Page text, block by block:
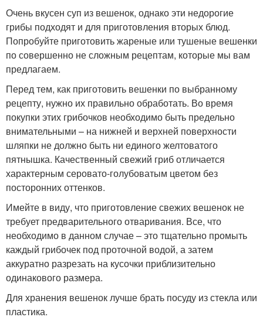
Очень вкусен суп из вешенок, однако эти недорогие
грибы подходят и для приготовления вторых блюд.
Попробуйте приготовить жареные или тушеные вешенки
по совершенно не сложным рецептам, которые мы вам
предлагаем.
Перед тем, как приготовить вешенки по выбранному
рецепту, нужно их правильно обработать. Во время
покупки этих грибочков необходимо быть предельно
внимательными – на нижней и верхней поверхности
шляпки не должно быть ни единого желтоватого
пятнышка. Качественный свежий гриб отличается
характерным серовато-голубоватым цветом без
посторонних оттенков.
Имейте в виду, что приготовление свежих вешенок не
требует предварительного отваривания. Все, что
необходимо в данном случае – это тщательно промыть
каждый грибочек под проточной водой, а затем
аккуратно разрезать на кусочки приблизительно
одинакового размера.
Для хранения вешенок лучше брать посуду из стекла или
пластика.